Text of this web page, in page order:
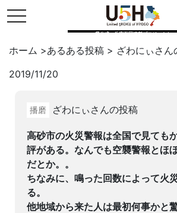
toggle navigation
県公式・兵庫五国連邦プロジェクト
ホーム >あるある投稿 > ざわにぃ さん
2019/11/20
播磨 ざわにぃさんの投稿
高砂市の火災警報は全国で見ても
評がある。なんでも空襲警報とほ
だとか。。
ちなみに、鳴った回数によって火
る。
他地域から来た人は最初何事かと
Twitter
はてブ